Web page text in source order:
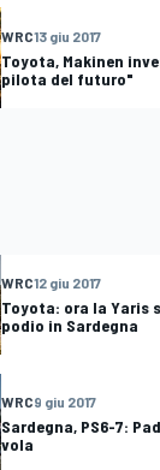
WRC13 giu 2017
Toyota, Makinen
pilota del futuro"
WRC12 giu 2017
Toyota: ora la Yaris
podio in Sardegna
WRC9 giu 2017
Sardegna, PS6-7:
vola